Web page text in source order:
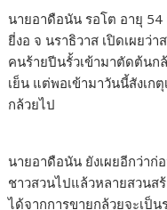
นายอาดือนัน รอโต อายุ
ยี่งอ จ นราธิวาส เปิดเผยว่
คนร้ายปีนรั้วเข้ามาตัดต้นก
เย็น แต่พอเข้ามาวันนี้สังเ
กล้วยไป
นายอาดือนัน ยังเผยอีกว่า
ชาวสวนไปแล้วหลายสวนส
ได้จากการขายกล้วยจะเป็